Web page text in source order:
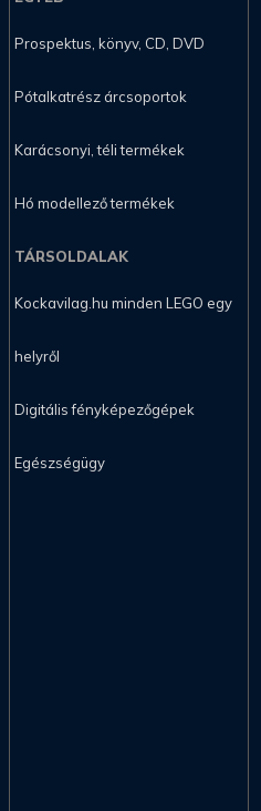
Prospektus, könyv, CD, DVD
Pótalkatrész árcsoportok
Karácsonyi, téli termékek
Hó modellező termékek
TÁRSOLDALAK
Kockavilag.hu minden LEGO egy
helyről
Digitális fényképezőgépek
Egészségügy